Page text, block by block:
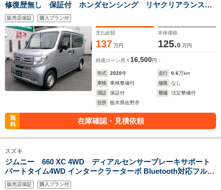
修復歴無し 保証付 ホンダセンシング リヤクリアランスソ
ナー オートエアコン 純正CD
販売店保証 購入プラン付
支払総額
137 万円
本体価格
125.0 万円
残価ローン 月々 16,500円
年式 2020年 走行 0.6万km
車検
車検整備付 修復
なし
保証
保証付 整備
法定整備付
住所
栃木県佐野市
無
料
在庫確認・見積依頼
スズキ
ジムニー 660 XC 4WD ディアルセンサーブレーキサポート
パートタイム4WD インタークラーターボ Bluetooth対応フルセ
グTV付ナビゲーション CD DVD再生機能 フロントシートヒー
販売店保証 購入プラン付